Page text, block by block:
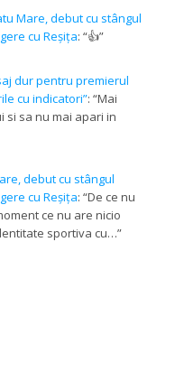
Mare, debut cu stângul
cu Reșița: “👍”
dur pentru premierul
cu indicatori”: “Mai
si sa nu mai apari in
debut cu stângul
cu Reșița: “De ce nu
ce nu are nicio
sportiva cu…”